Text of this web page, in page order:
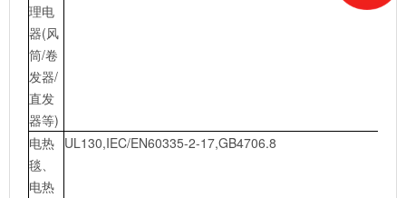
理电
器(风
筒/卷
发器/
直发
器等)
电热
毯、
电热
UL130,IEC/EN60335-2-17,GB4706.8